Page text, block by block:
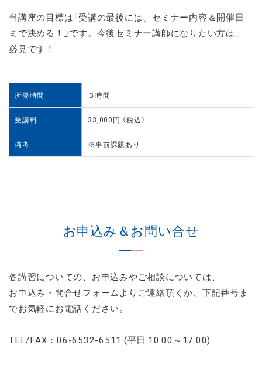
当講座の目標は「受講の最後には、セミナー内容＆開催日
まで決める！」です。今後セミナー講師になりたい方は、
必見です！
所要時間 ３時間
受講料 33,000円 （税込）
備考 ※事前課題あり
お申込み＆お問い合せ
各講習についての、お申込みやご相談については、
お申込み・問合せフォームよりご連絡頂くか、下記番号ま
でお気軽にお電話ください。
TEL/FAX：06-6532-6511 (平日:10:00～17:00)